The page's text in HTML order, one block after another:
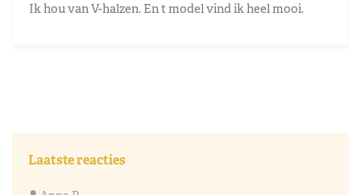
Ik hou van V-halzen. En t model vind ik heel mooi.
Laatste reacties